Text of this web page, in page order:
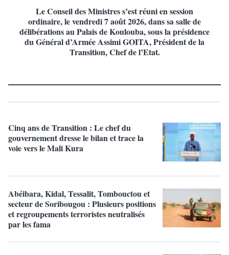
Le Conseil des Ministres s’est réuni en session
ordinaire, le vendredi 7 août 2026, dans sa salle de
délibérations au Palais de Koulouba, sous la présidence
du Général d’Armée Assimi GOITA, Président de la
Transition, Chef de l’Etat.
Cinq ans de Transition : Le chef du
gouvernement dresse le bilan et trace la
voie vers le Mali Kura
Abéibara, Kidal, Tessalit, Tombouctou et
secteur de Soribougou : Plusieurs positions
et regroupements terroristes neutralisés
par les fama